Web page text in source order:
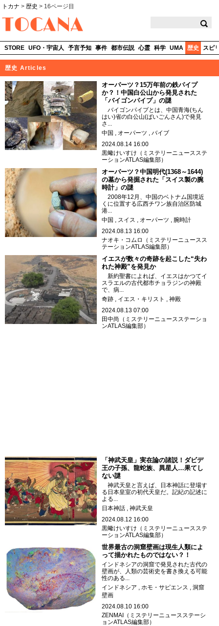
トカナ > 歴史 > 16ページ目
STORE UFO・宇宙人 予言予知 事件 都市伝説 心霊 科学 UMA 歴史 スピ
歴史 Articles
オーパーツ？15万年前の鉄パイプ
か？！中国白公山から発見された
「バイゴンパイプ」の謎
バイゴンパイプとは、中国青海(ちん
はい)省の白公山(ばいごんさん)で発見
さ...
中国
オーパーツ
バイブ
2024.08.14 16:00
黒蠍けいすけ（ミステリーニュースステ
ーションATLAS編集部）
オーパーツ？中国明代(1368～1644)
の墓から発掘された「スイス製の腕
時計」の謎
2008年12月、中国のベトナム国境近
くに位置する広西チワン族自治区防城
港...
中国
スイス オーパーツ
腕時計
2024.08.13 16:00
ナオキ・コムロ（ミステリーニュースス
テーションATLAS編集部）
イエスが数々の奇跡を起こした“失わ
れた神殿”を発見か
新約聖書によれば、イエスはかつてイ
スラエルの古代都市チョラジンの神殿
で、病...
奇跡
イエス・キリスト
神殿
2024.08.13 07:00
田中尚（ミステリーニュースステーショ
ンATLAS編集部）
「神武天皇」実在論の諸説！ダビデ
王の子孫、龍蛇族、異星人…果てし
ない謎
神武天皇と言えば、日本神話に登場す
る日本皇室の初代天皇だ。記紀の記述に
よる...
日本神話
神武天皇
2024.08.12 16:00
黒蠍けいすけ（ミステリーニュースステ
ーションATLAS編集部）
世界最古の洞窟壁画は現生人類によ
って描かれたものではない？！
インドネシアの洞窟で発見された古代の
壁画が、人類の芸術史を書き換える可能
性のある...
インドネシア
ホモ・サピエンス
洞窟
壁画
2024.08.10 16:00
ZENMAI（ミステリーニュースステーシ
ョンATLAS編集部）